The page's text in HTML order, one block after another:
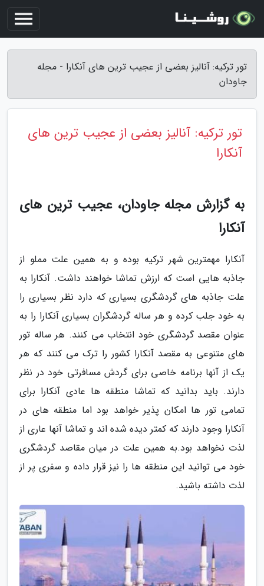
تور ترکیه: آنالیز بعضی از عجیب ترین های آنکارا - مجله
جاودان
تور ترکیه: آنالیز بعضی از عجیب ترین های
آنکارا
به گزارش مجله جاودان، عجیب ترین های
آنکارا
آنکارا مهمترین شهر ترکیه بوده و به همین علت مملو از
جاذبه هایی است که ارزش تماشا خواهند داشت. آنکارا به
علت جاذبه های گردشگری بسیاری که دارد نظر بسیاری را
به خود جلب کرده و هر ساله گردشگران بسیاری آنکارا را به
عنوان مقصد گردشگری خود انتخاب می کنند. هر ساله تور
های متنوعی به مقصد آنکارا کشور را ترک می کنند که هر
یک از آنها برنامه خاصی برای گردش مسافرتی خود در نظر
دارند. باید بدانید که تماشا منطقه ها عادی آنکارا برای
تمامی تور ها امکان پذیر خواهد بود اما منطقه های در
آنکارا وجود دارند که کمتر دیده شده اند و تماشا آنها عاری از
لذت نخواهد بود.به همین علت در میان مقاصد گردشگری
خود می توانید این منطقه ها را نیز قرار داده و سفری پر از
لذت داشته باشید.